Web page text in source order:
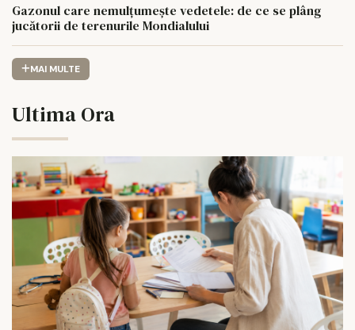
Gazonul care nemulțumește vedetele: de ce se plâng
jucătorii de terenurile Mondialului
MAI MULTE
Ultima Ora